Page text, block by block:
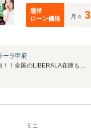
通常
ローン価格
月々
ーラ甲府
無料電話は24時間ご案内！！全国のLIBERALA在庫も見たい方は一括照会が可能です！
ミニ